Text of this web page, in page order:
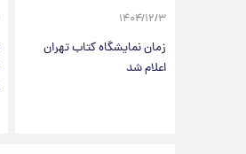
۱۴۰۴/۱۲/۳
زمان نمایشگاه کتاب تهران
اعلام شد